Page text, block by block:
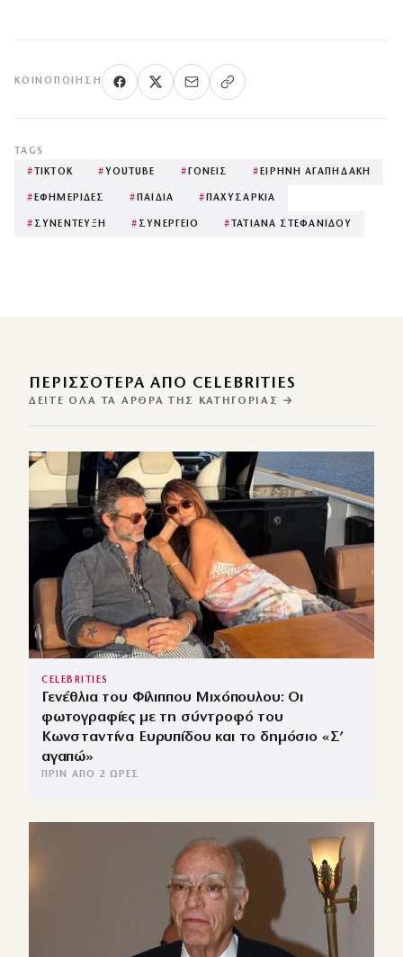
ΚΟΙΝΟΠΟΊΗΣΗ
TAGS
# TIKTOK # YOUTUBE # ΓΟΝΕΙΣ # ΕΙΡΗΝΗ ΑΓΑΠΗΔΑΚΗ
# ΕΦΗΜΕΡΙΔΕΣ # ΠΑΙΔΙΑ # ΠΑΧΥΣΑΡΚΙΑ
# ΣΥΝΕΝΤΕΥΞΗ # ΣΥΝΕΡΓΕΙΟ # ΤΑΤΙΑΝΑ ΣΤΕΦΑΝΙΔΟΥ
ΠΕΡΙΣΣΌΤΕΡΑ ΑΠΌ CELEBRITIES
ΔΕΊΤΕ ΌΛΑ ΤΑ ΆΡΘΡΑ ΤΗΣ ΚΑΤΗΓΟΡΊΑΣ →
CELEBRITIES
Γενέθλια του Φίλιππου Μιχόπουλου: Οι
φωτογραφίες με τη σύντροφό του
Κωνσταντίνα Ευρυπίδου και το δημόσιο «Σ’
αγαπώ»
ΠΡΙΝ ΑΠΌ 2 ΏΡΕΣ